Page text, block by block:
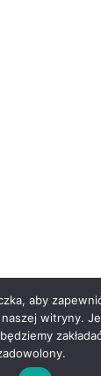
aby
witryny.